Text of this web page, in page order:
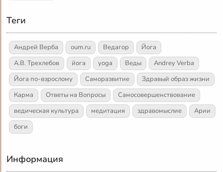
Теги
Андрей Верба oum.ru Ведагор
Йога
А.В. Трехлебов
йога yoga Веды
Andrey Verba
Йога по-взрослому
Саморазвитие
Здравый образ жизни
Карма
Ответы на Вопросы
Самосовершенствование
ведическая культура
медитация здравомыслие
Арии
боги
Информация